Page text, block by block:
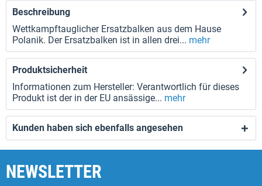
Beschreibung
Wettkampftauglicher Ersatzbalken aus dem Hause
Polanik. Der Ersatzbalken ist in allen drei... mehr
Produktsicherheit
Informationen zum Hersteller: Verantwortlich für dieses
Produkt ist der in der EU ansässige... mehr
Kunden haben sich ebenfalls angesehen
NEWSLETTER